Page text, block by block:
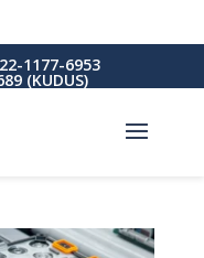
1177-6953
(KUDUS)